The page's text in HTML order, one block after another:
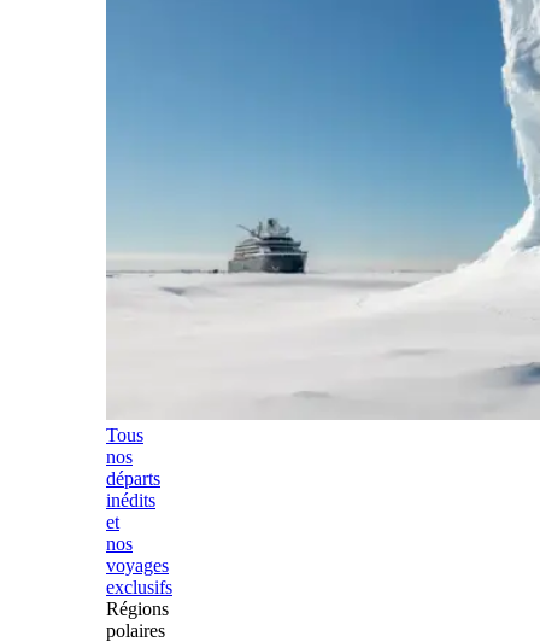
Tous
nos
départs
inédits
et
nos
voyages
exclusifs
Régions
polaires